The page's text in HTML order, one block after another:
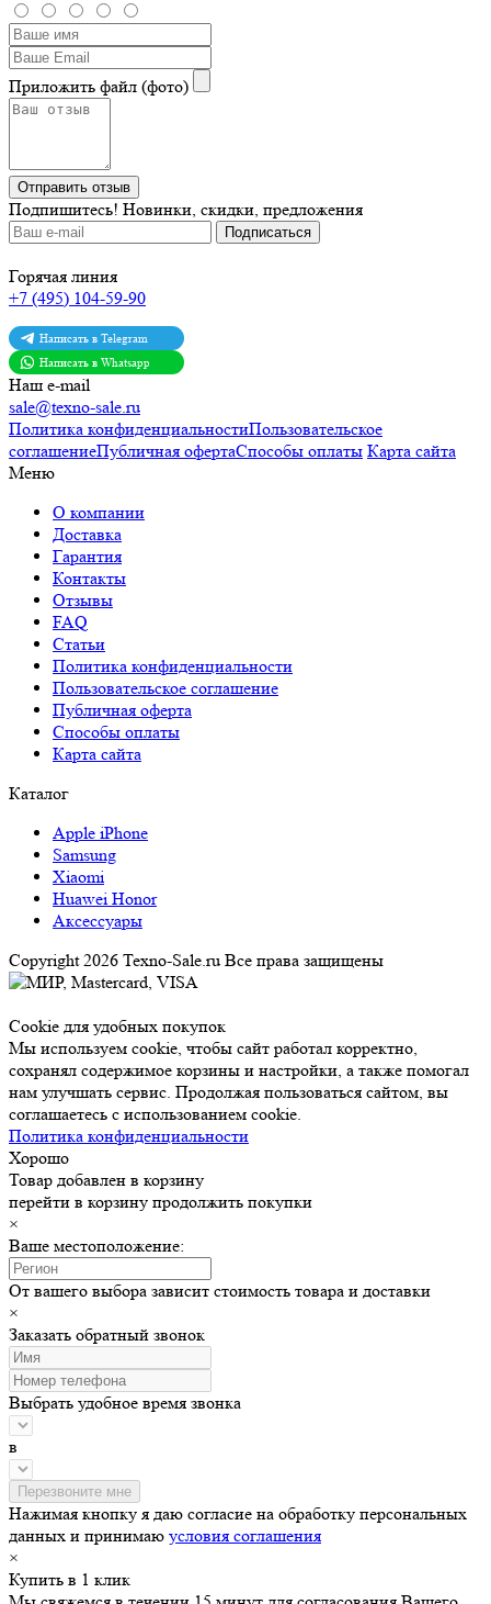
Приложить файл (фото)
Отправить отзыв
Подпишитесь! Новинки, скидки, предложения
Горячая линия
+7 (495) 104-59-90
Написать в Telegram
Написать в Whatsapp
Наш e-mail
sale@texno-sale.ru
Политика конфиденциальностиПользовательское
соглашениеПубличная офертаСпособы оплаты Карта сайта
Меню
О компании
Доставка
Гарантия
Контакты
Отзывы
FAQ
Статьи
Политика конфиденциальности
Пользовательское соглашение
Публичная оферта
Способы оплаты
Карта сайта
Каталог
Apple iPhone
Samsung
Xiaomi
Huawei Honor
Аксессуары
Copyright 2026 Texno-Sale.ru Все права защищены
Cookie для удобных покупок
Мы используем cookie, чтобы сайт работал корректно,
сохранял содержимое корзины и настройки, а также помогал
нам улучшать сервис. Продолжая пользоваться сайтом, вы
соглашаетесь с использованием cookie.
Политика конфиденциальности
Хорошо
Товар добавлен в корзину
перейти в корзину продолжить покупки
×
Ваше местоположение:
От вашего выбора зависит стоимость товара и доставки
×
Заказать обратный звонок
Выбрать удобное время звонка
в
Нажимая кнопку я даю согласие на обработку персональных
данных и принимаю условия соглашения
×
Купить в 1 клик